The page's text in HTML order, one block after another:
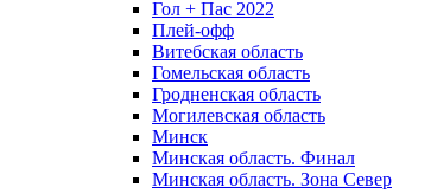
Гол + Пас 2022
Плей-офф
Витебская область
Гомельская область
Гродненская область
Могилевская область
Минск
Mинская область. Финал
Минская область. Зона Север